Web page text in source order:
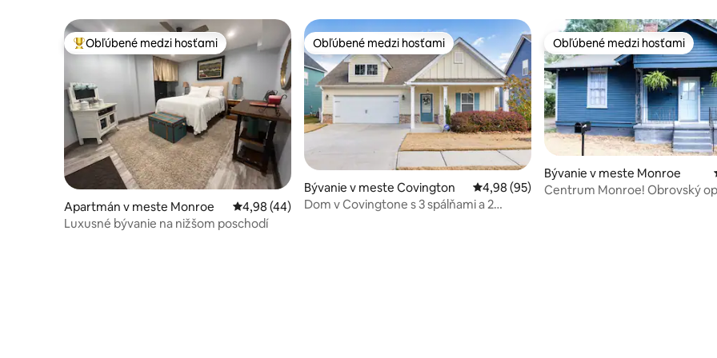
Najobľúbenejšie medzi hosťami
Obľúbené medzi hosťami
Apartmán v meste Monroe Priemerné ohodnotenie 4,98 z 5, počet hodnotení: 44
4,98 (44)
Luxusné bývanie na nižšom poschodí
Obľúbené medzi hosťami
Obľúbené medzi hosťami
Bývanie v meste Covington Priemerné ohodnotenie 4,98 z 5, počet
4,98 (95)
Dom v Covingtone s 3 spálňami a 2
Obľúbené medzi hosťami
Obľúbené medzi hosťami
Bývanie v meste Monroe
Centrum Monroe! Obrovský